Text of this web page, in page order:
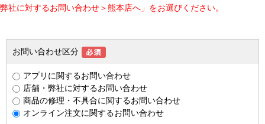
弊社に対するお問い合わせ＞熊本店へ」をお選びください。
お問い合わせ区分
アプリに関するお問い合わせ
店舗・弊社に対するお問い合わせ
商品の修理・不具合に関するお問い合わせ
オンライン注文に関するお問い合わせ